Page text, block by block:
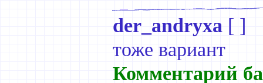
der_andryxa [ ]
тоже вариант
Комментарий